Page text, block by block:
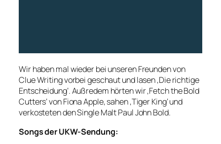
Wir haben mal wieder bei unseren Freunden von
Clue Writing vorbei geschaut und lasen ‚Die richtige
Entscheidung‘. Außredem hörten wir ‚Fetch the Bold
Cutters‘ von Fiona Apple, sahen ‚Tiger King‘ und
verkosteten den Single Malt Paul John Bold.
Songs der UKW-Sendung: